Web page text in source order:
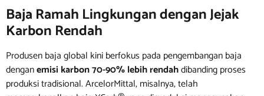
Baja Ramah Lingkungan dengan Jejak
Karbon Rendah
Produsen baja global kini berfokus pada pengembangan baja
denganemisi karbon 70-90% lebih rendahdibanding proses
produksi tradisional. ArcelorMittal, misalnya, telah